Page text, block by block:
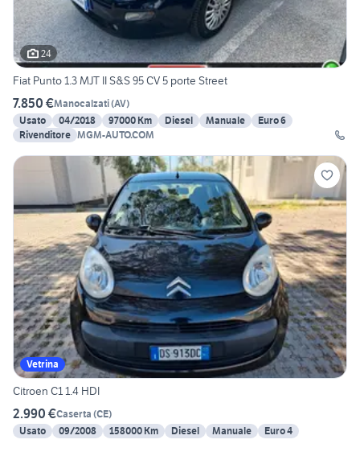
24
Fiat Punto 1.3 MJT II S&S 95 CV 5 porte Street
7.850 €Manocalzati(AV)
Usato
04/2018 97000 Km Diesel Manuale
Euro 6
Rivenditore MGM-AUTO.COM
Vetrina
Citroen C1 1.4 HDI
2.990 €Caserta (CE)
Usato
09/2008 158000 Km Diesel Manuale Euro 4